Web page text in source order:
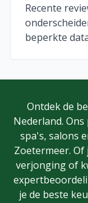
Recente
beperkte
Ontdek de
Nederland.
spa's, salons
Zoetermeer.
verjonging of
je de beste